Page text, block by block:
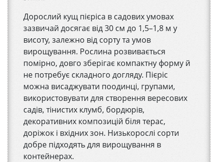
Дорослий кущ пієріса в садових умовах
зазвичай досягає від 30 см до 1,5–1,8 м у
висоту, залежно від сорту та умов
вирощування. Рослина розвивається
помірно, довго зберігає компактну форму й
не потребує складного догляду. Пієріс
можна висаджувати поодинці, групами,
використовувати для створення вересових
садів, тінистих клумб, бордюрів,
декоративних композицій біля терас,
доріжок і вхідних зон. Низькорослі сорти
добре підходять для вирощування в
контейнерах.